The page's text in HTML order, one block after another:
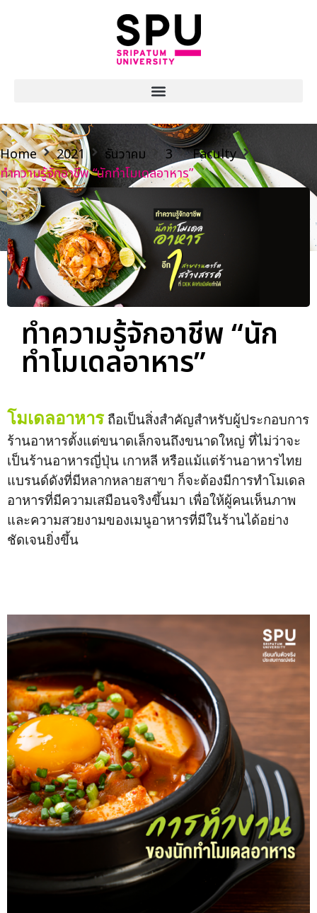
Home 2021 ธันวาคม 3
Faculty
ทำความรู้จักอาชีพ “นักทำโมเดลอาหาร”
ทำความรู้จักอาชีพ “นัก
ทำโมเดลอาหาร”
โมเดลอาหารถือเป็นสิ่งสำคัญสำหรับผู้ประกอบการ
ร้านอาหารตั้งแต่ขนาดเล็กจนถึงขนาดใหญ่ ที่ไม่ว่าจะ
เป็นร้านอาหารญี่ปุ่น เกาหลี หรือแม้แต่ร้านอาหารไทย
แบรนด์ดังที่มีหลากหลายสาขา ก็จะต้องมีการทำโมเดล
อาหารที่มีความเสมือนจริงขึ้นมา เพื่อให้ผู้คนเห็นภาพ
และความสวยงามของเมนูอาหารที่มีในร้านได้อย่าง
ชัดเจนยิ่งขึ้น